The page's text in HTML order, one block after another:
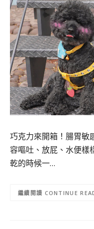
巧克力來開箱！腸胃敏
容嘔吐、放屁、水便樣
乾的時候一…
CONTINUE